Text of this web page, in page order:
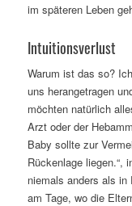
im späteren Leben
Intuitionsverlust
Warum ist das so?
uns herangetragen
möchten natürlich
Arzt oder der
Baby sollte zur
Rückenlage liegen.“,
niemals anders als
am Tage, wo die